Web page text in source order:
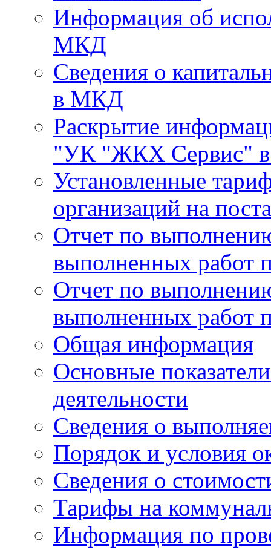
Информация об
МКД
Сведения о
в МКД
Раскрытие
"УК "ЖКХ Сервис" в
Установленные
организаций на
Отчет по
выполненных работ
Отчет по
выполненных работ
Общая информация
Основные
деятельности
Сведения о
Порядок и условия
Сведения о
Тарифы на
Информация по